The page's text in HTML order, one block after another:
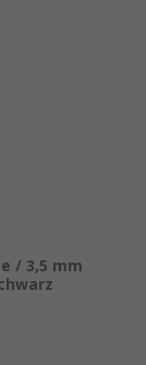
/ 3,5 mm